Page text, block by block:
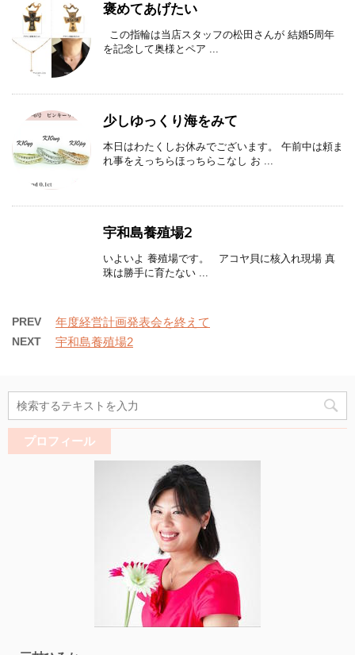
褒めてあげたい
この指輪は当店スタッフの松田さんが 結婚5周年
を記念して奥様とペア ...
少しゆっくり海をみて
本日はわたくしお休みでございます。 午前中は頼ま
れ事をえっちらほっちらこなし お ...
宇和島養殖場2
いよいよ 養殖場です。 アコヤ貝に核入れ現場 真
珠は勝手に育たない ...
PREV 年度経営計画発表会を終えて
NEXT 宇和島養殖場2
プロフィール